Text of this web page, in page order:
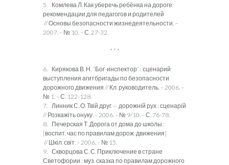
5. Комлева Л. Как уберечь ребёнка на дороге:
рекомендации для педагогов и родителей
// Основы безопасности жизнедеятельности. –
2007. – № 10. – С. 27-32.
* * *
6. Кирякова В. Н. “Бог-инспектор” : сценарий
выступления агитбригады по безопасности
дорожного движения // Кл. руководитель. – 2006. –
№ 1. – С. 122-128.
7. Линник С. О. Твій друг — дорожній рух : сценарій
// Розкажіть онуку. – 2006. – № 9/10. – С. 76-78.
8. Печерская Т. Дорога от дома до школы :
[воспит. час по правилам дорож. движения]
// Шкіл. світ. – 2006. – № 15.
9. Скворцова С. С. Приключение в стране
Светофории : муз. сказка по правилам дорожного